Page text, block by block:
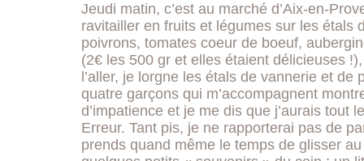
Jeudi matin, c’est au marché d’Aix-en-
ravitailler en fruits et légumes sur les étals
poivrons, tomates coeur de boeuf,
(2€ les 500 gr et elles étaient délicieuses
l’aller, je lorgne les étals de vannerie et
quatre garçons qui m’accompagnent
d’impatience et je me dis que j’aurais tout
Erreur. Tant pis, je ne rapporterai pas de
prends quand même le temps de glisser